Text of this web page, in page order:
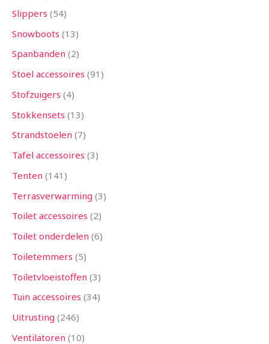
Slippers 54
Snowboots 13
Spanbanden 2
Stoel accessoires 91
Stofzuigers 4
Stokkensets 13
Strandstoelen 7
Tafel accessoires 3
Tenten 141
Terrasverwarming 3
Toilet accessoires 2
Toilet onderdelen 6
Toiletemmers 5
Toiletvloeistoffen 3
Tuin accessoires 34
Uitrusting 246
Ventilatoren 10